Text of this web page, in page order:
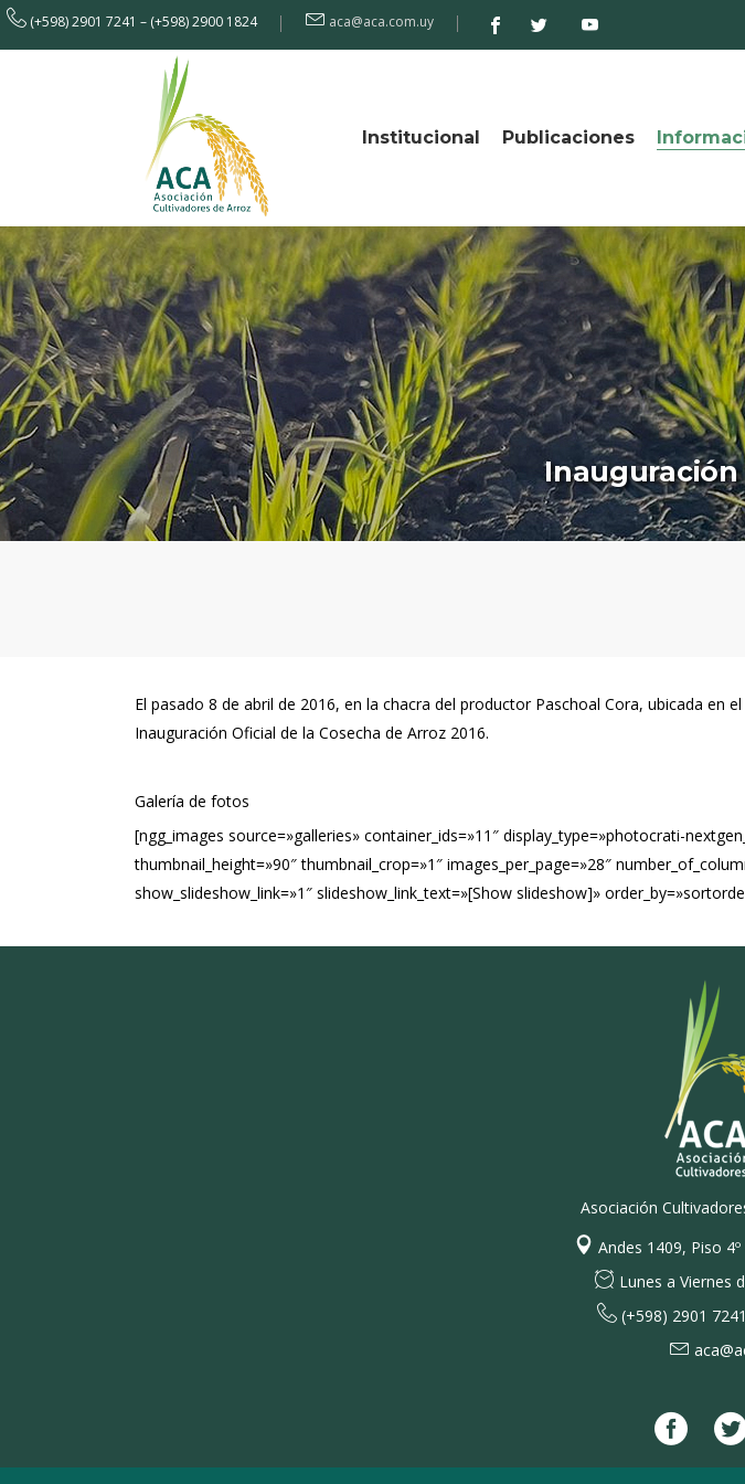
(+598) 2901 7241 – (+598) 2900 1824 aca@aca.com.uy
Institucional Publicaciones
Inauguración
El pasado 8 de abril de 2016, en la chacra del productor Paschoal Cora, ubicada
Inauguración Oficial de la Cosecha de Arroz 2016.
Galería de fotos
[ngg_images source=»galleries» container_ids=»11″ display_type=»photocrati-
thumbnail_height=»90″ thumbnail_crop=»1″ images_per_page=»28″
show_slideshow_link=»1″ slideshow_link_text=»[Show slideshow]»
Asociación
Andes 1409, Piso
Lunes a Viernes
(+598) 2901